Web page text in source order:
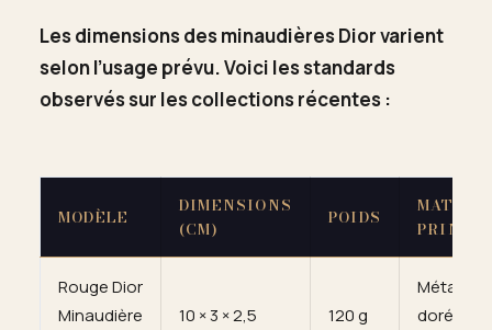
Les dimensions des minaudières Dior varient
selon l’usage prévu. Voici les standards
observés sur les collections récentes :
MODÈLE
DIMENSIONS
(CM)
POIDS
Rouge Dior
Minaudière
10 × 3 × 2,5 120 g
Métal
doré ou